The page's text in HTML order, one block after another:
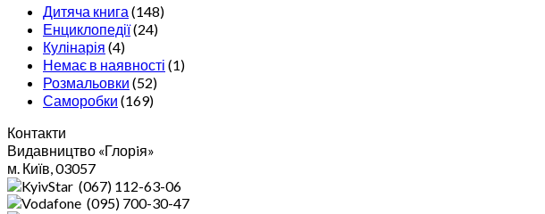
Дитяча книга (148)
Енциклопедії(24)
Кулінарія (4)
Немає в наявності (1)
Розмальовки (52)
Саморобки (169)
Контакти
Видавництво «Глорiя»
м. Київ, 03057
(067) 112-63-06
(095) 700-30-47